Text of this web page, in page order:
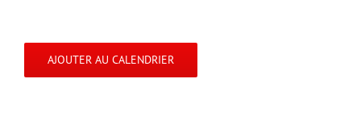
AJOUTER AU CALENDRIER